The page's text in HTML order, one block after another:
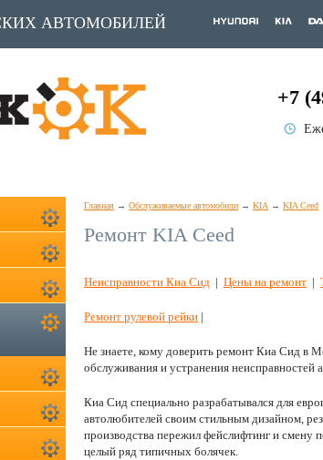
АВТОМОБИЛЕЙ
+7
Главная Обслуживаемые автомобили KIA KIA Ceed
Ремонт KIA Ceed
Неисправности Киа Сид | Цены на ремонт |
Ремонт рулевой рейки |
Не знаете, кому доверить ремонт Киа Сид в
обслуживания и устранения неисправностей
Киа Сид специально разрабатывался для
автолюбителей своим стильным дизайном,
производства пережил фейслифтинг и смену
целый ряд типичных болячек.